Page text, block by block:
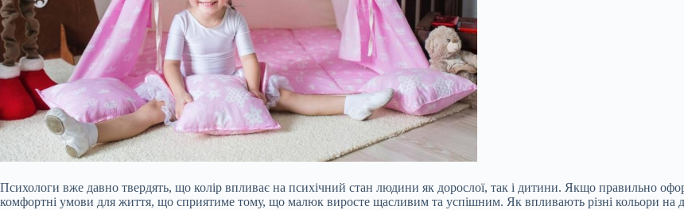
Психологи вже давно твердять, що колір впливає на психічний стан людини як дорослої, так і дитини. Якщо правильно
комфортні умови для життя, що сприятиме тому, що малюк виросте щасливим та успішним. Як впливають різні кольори на